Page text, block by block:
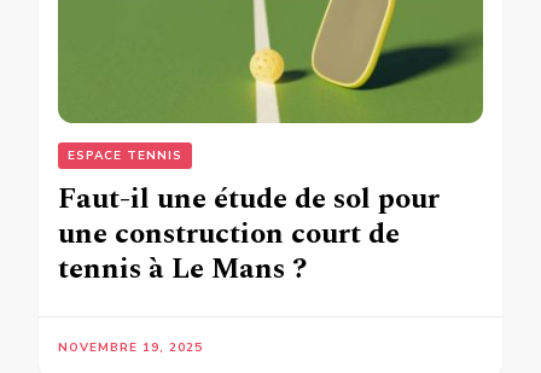
ESPACE TENNIS
Faut-il une étude de sol pour
une construction court de
tennis à Le Mans ?
NOVEMBRE 19, 2025